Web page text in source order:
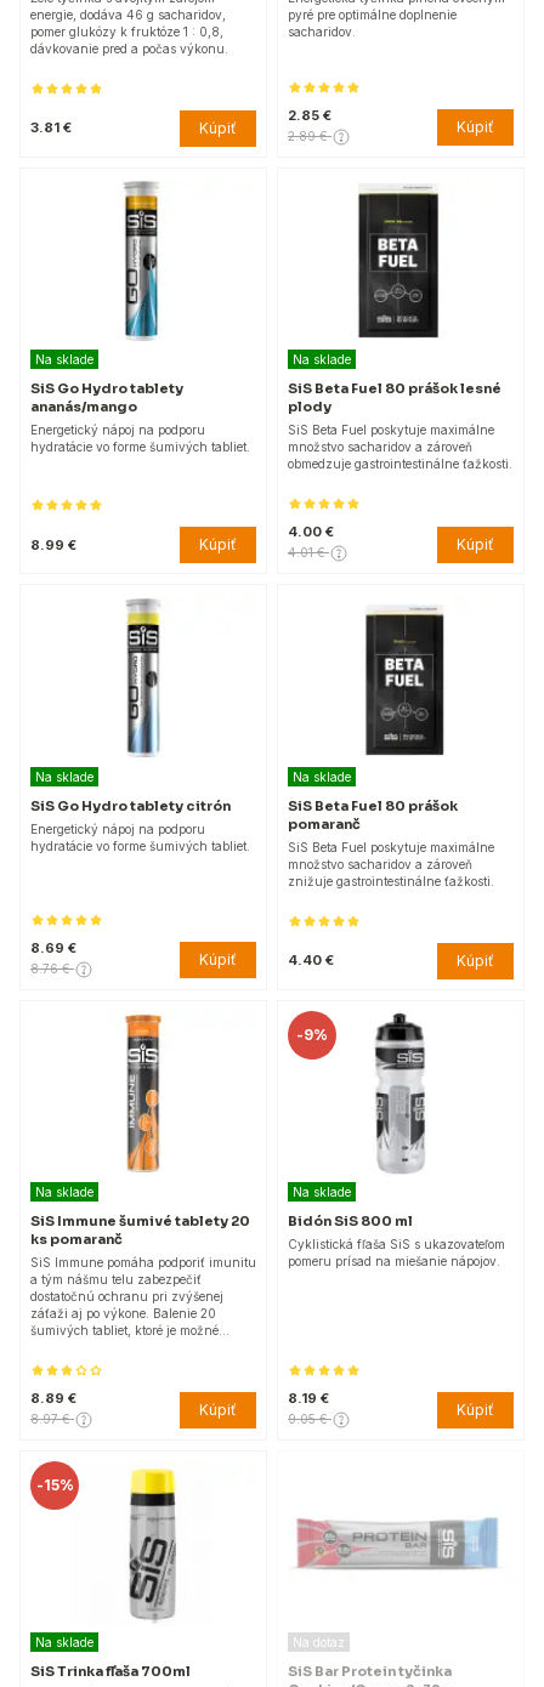
energie, dodáva 46 g sacharidov,
pomer glukózy k fruktóze 1 : 0,8,
dávkovanie pred a počas výkonu.
3.81 € Kúpiť
pyré pre optimálne doplnenie
sacharidov.
2.85 €
2.89 € Kúpiť
Na sklade
SiS Go Hydro tablety
ananás/mango
Energetický nápoj na podporu
hydratácie vo forme šumivých tabliet.
8.99 € Kúpiť
Na sklade
SiS Beta Fuel 80 prášok lesné
plody
SiS Beta Fuel poskytuje maximálne
množstvo sacharidov a zároveň
obmedzuje gastrointestinálne ťažkosti.
4.00 €
4.01 € Kúpiť
Na sklade
SiS Go Hydro tablety citrón
Energetický nápoj na podporu
hydratácie vo forme šumivých tabliet.
8.69 €
8.76 € Kúpiť
Na sklade
SiS Beta Fuel 80 prášok
pomaranč
SiS Beta Fuel poskytuje maximálne
množstvo sacharidov a zároveň
znižuje gastrointestinálne ťažkosti.
4.40 € Kúpiť
Na sklade
SiS Immune šumivé tablety 20
ks pomaranč
SiS Immune pomáha podporiť imunitu
a tým nášmu telu zabezpečiť
dostatočnú ochranu pri zvýšenej
záťaži aj po výkone. Balenie 20
šumivých tabliet, ktoré je možné…
8.89 €
8.97 € Kúpiť
-9%
Na sklade
Bidón SiS 800 ml
Cyklistická fľaša SiS s ukazovateľom
pomeru prísad na miešanie nápojov.
8.19 €
9.05 € Kúpiť
-15%
Na sklade
SiS Trinka fľaša 700ml
Na dotaz
SiS Bar Protein tyčinka